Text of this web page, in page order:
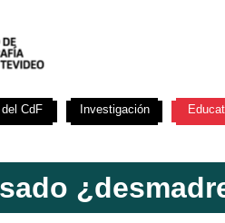
CdF Investigación